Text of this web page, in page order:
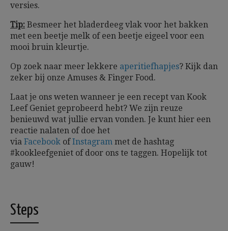
versies.
Tip: Besmeer het bladerdeeg vlak voor het bakken
met een beetje melk of een beetje eigeel voor een
mooi bruin kleurtje.
Op zoek naar meer lekkere aperitiefhapjes? Kijk dan
zeker bij onze Amuses & Finger Food.
Laat je ons weten wanneer je een recept van Kook
Leef Geniet geprobeerd hebt? We zijn reuze
benieuwd wat jullie ervan vonden. Je kunt hier een
reactie nalaten of doe het
via Facebook ofInstagram met de hashtag
#kookleefgeniet of door ons te taggen. Hopelijk tot
gauw!
Steps